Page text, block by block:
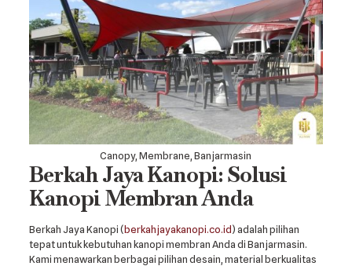
Canopy, Membrane, Banjarmasin
Berkah Jaya Kanopi: Solusi
Kanopi Membran Anda
Berkah Jaya Kanopi (berkahjayakanopi.co.id) adalah pilihan
tepat untuk kebutuhan kanopi membran Anda di Banjarmasin.
Kami menawarkan berbagai pilihan desain, material berkualitas